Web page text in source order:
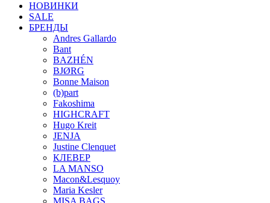
НОВИНКИ
SALE
БРЕНДЫ
Andres Gallardo
Bant
BAZHÉN
BJØRG
Bonne Maison
(b)part
Fakoshima
HIGHCRAFT
Hugo Kreit
JENJA
Justine Clenquet
КЛЕВЕР
LA MANSO
Macon&Lesquoy
Maria Kesler
MISA BAGS